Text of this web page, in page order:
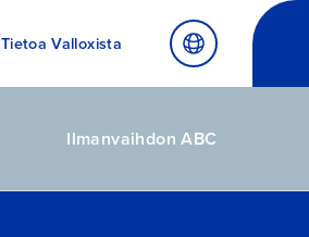
Tietoa Valloxista
Ilmanvaihdon ABC